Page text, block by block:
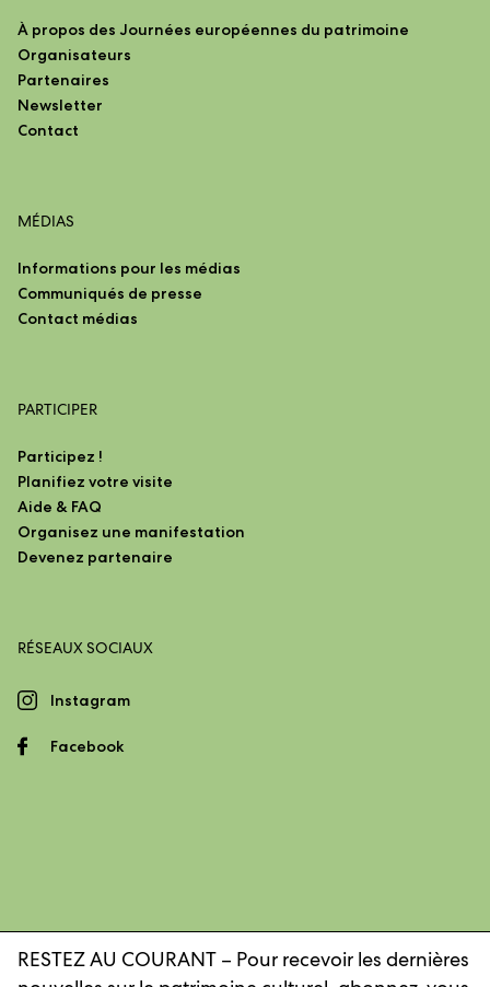
À propos des Journées européennes du patrimoine
Organisateurs
Partenaires
Newsletter
Contact
MÉDIAS
Informations pour les médias
Communiqués de presse
Contact médias
PARTICIPER
Participez !
Planifiez votre visite
Aide & FAQ
Organisez une manifestation
Devenez partenaire
RÉSEAUX SOCIAUX
Instagram
Facebook
RESTEZ AU COURANT – Pour recevoir les dernières